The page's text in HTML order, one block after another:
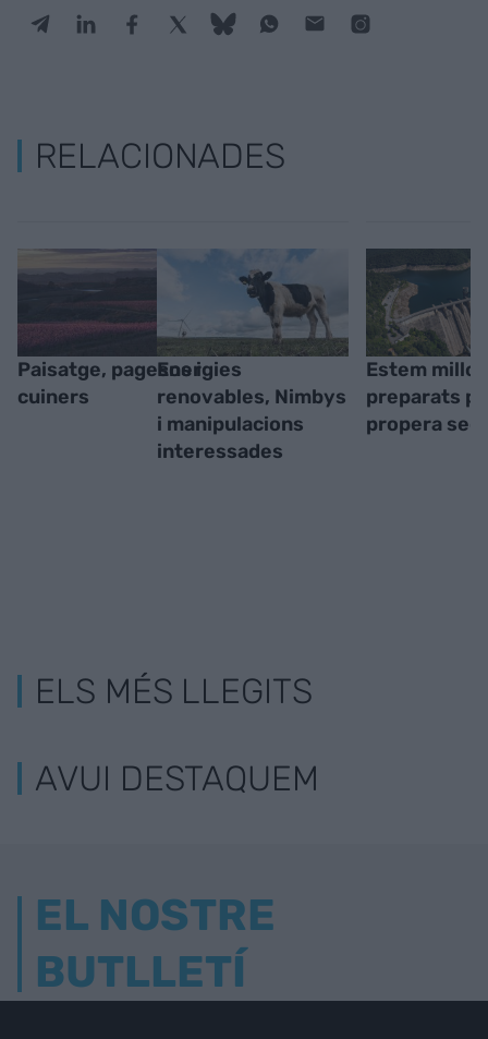
RELACIONADES
Paisatge, pagesos i
cuiners
Energies
renovables, Nimbys
i manipulacions
interessades
Estem millor
preparats
propera
ELS MÉS LLEGITS
AVUI DESTAQUEM
EL NOSTRE
BUTLLETÍ